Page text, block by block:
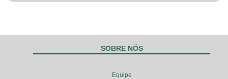
SOBRE NÓS
Equipe